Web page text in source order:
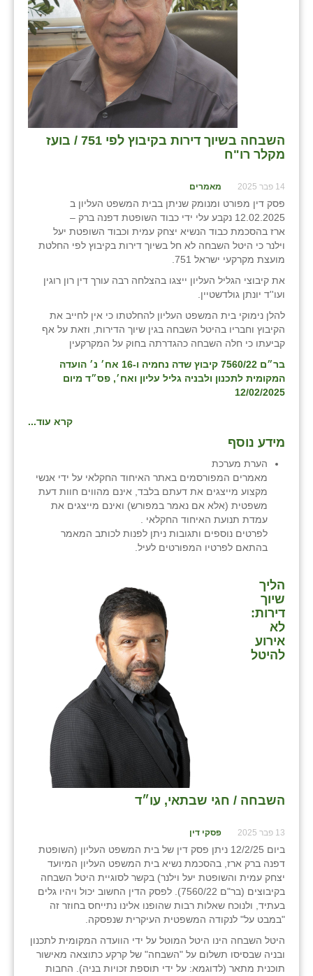
השבחה בשיוך דירות בקיבוץ לפי 751 / בועז
מקלר רו"ח
14 פבר 2025 מאמרים
פסק דין מפורט ומנומק שניתן בבית המשפט העליון ב
12.02.2025 נקבע עלי ידי כבוד השופטת דפנה ברק –
ארז בהסכמת כבוד הנשיא יצחק עמית וכבוד השופטת יעל
וילנר כי היטל השבחה לא חל בשיוך דירות בקיבוץ לפי החלטת
מועצת מקרקעי ישראל 751.
את קיבוצי הגליל העליון ייצגו בהצלחה רבה עורך דין רון רוגין
ועו''ד יונתן גולדשטיין.
להלן נימוקי בית המשפט העליון להחלטתו כי אין לחייב את
הקיבוץ וחבריו בהיטל השבחה בגין שיוך הדירות, וזאת על אף
קביעתו כי חלה השבחה כהגדרתה בחוק על המקרקעין
בר״ם 7560/22 קיבוץ שדה נחמיה ו-16 אח׳ נ׳ הועדה
המקומית לתכנון ולבניה גליל עליון ואח׳, פס״ד מיום
12/02/2025
קרא עוד...
מידע נוסף
הערת מערכת
מאמרים המפורסמים באתר האיחוד החקלאי על ידי אנשי
מקצוע מייצגים את דעתם בלבד, אינם מהווים חוות דעת
משפטית (אלא אם נאמר במפורש) ואינם מייצגים את
עמדת תנועת האיחוד החקלאי .
לפרטים נוספים ותגובות ניתן לפנות לכותב המאמר
בהתאם לפרטיו המפורטים לעיל.
הליך
שיוך
דירות:
לא
אירוע
להיטל
השבחה / חגי שבתאי, עו״ד
13 פבר 2025 פסקי דין
ביום 12/2/25 ניתן פסק דין של בית המשפט העליון (השופטת
דפנה ברק ארז, בהסכמת נשיא בית המשפט העליון המיועד
יצחק עמית והשופטת יעל וילנר) בקשר לסוגיית היטל השבחה
בקיבוצים (בר"ם 7560/22). לפסק הדין החשוב יכול ויהיו גלים
בעתיד, ולנוכח שאלות רבות שהופנו אלינו נתייחס בחוזר זה
"במבט על" לנקודה המשפטית העיקרית שנפסקה.
היטל השבחה הינו היטל המוטל על ידי הוועדה המקומית לתכנון
ובניה שבסיסו תשלום על "השבחה" של קרקע כתוצאה מאישור
תוכנית מתאר (לדוגמא: על ידי תוספת זכויות בניה). החבות
גן השומרון
גני עם
גני יהודה
גנות
דקל
זוהר
חבצלת השרון
חרב לאת
יבול (מורג)
יד השמונה
כפר אביב
כפר ביאליק
כפר הרי״ף
כפר מישר
מגשימים
מישר
מנחמיה
נאות הכיכר
נווה אטי״ב
נהריה (אג״ש)